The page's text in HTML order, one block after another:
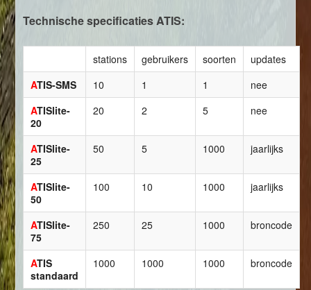
Technische specificaties ATIS:
stations gebruikers soorten
updates
ATIS-SMS 10 1 1
nee
ATISlite-
20
20 2 5 nee
ATISlite-
25
50 5 1000 jaarlijks
ATISlite-
50
100 10 1000 jaarlijks
ATISlite-
75
250 25 1000 broncode
ATIS
standaard
1000 1000 1000 broncode